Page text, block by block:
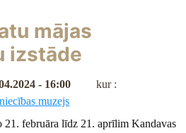
mājas
izstāde
- 16:00
kur :
muzejs
21. februāra līdz 21. aprīlim Kandavas